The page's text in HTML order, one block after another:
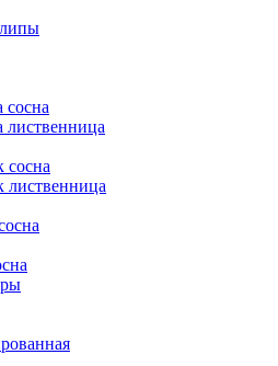
сосна
лиственница
сосна
лиственница